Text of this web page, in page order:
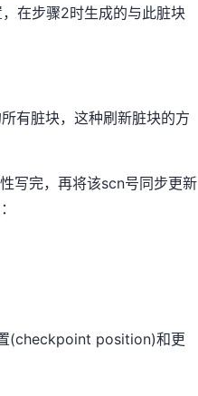
在步骤2时生成的与此脏块
有脏块，这种刷新脏块的方
写完，再将该scn号同步更新
(checkpoint position)和更